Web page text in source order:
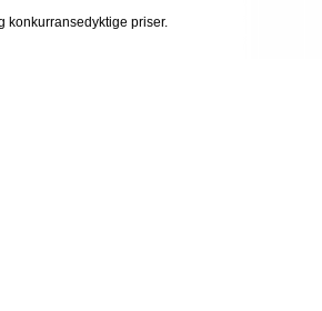
konkurransedyktige priser.